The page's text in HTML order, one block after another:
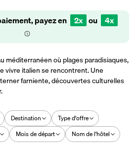
payez en 2x ou 4x
méditerranéen où plages paradisiaques,
vivre italien se rencontrent. Une
farniente, découvertes culturelles
Destination
Type d'offre
Mois de départ Nom de l'hôtel